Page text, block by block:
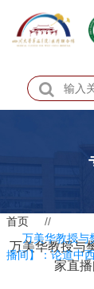
患者服务
门诊排班
万美华教授与
家直
首页
//
万美华教授与
播间】：论道中